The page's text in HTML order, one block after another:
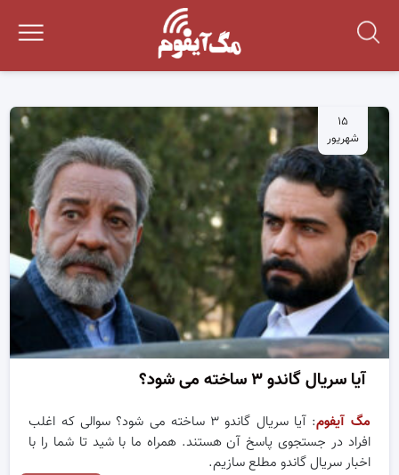
۱۵
شهریور
آیا سریال گاندو ۳ ساخته می شود؟
مگ آیفوم
: آیا سریال گاندو ۳ ساخته می شود؟ سوالی که اغلب
افراد در جستجوی پاسخ آن هستند. همراه ما با شید تا شما را با
اخبار سریال گاندو مطلع سازیم.